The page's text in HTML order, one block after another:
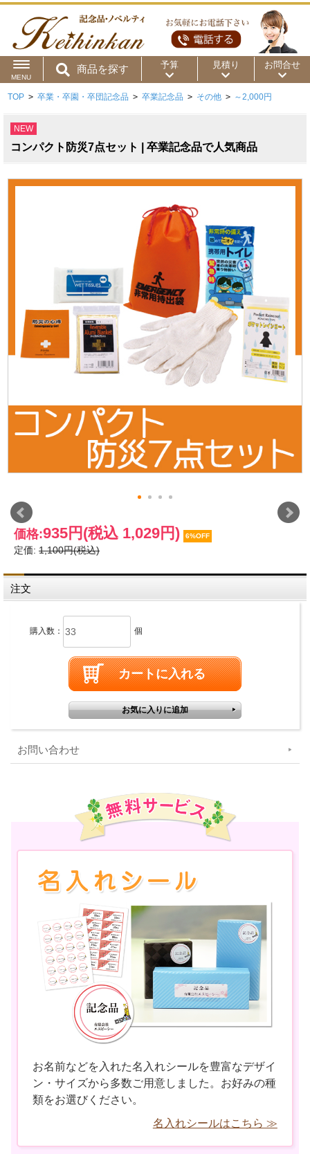
MENU
商品を探す 予算
用途から
商品カテゴリ
～50円 ～100円 ～200円
～500円 ～1,000円
～15,000円 ～20,000円
～50,000円 50,001円～
見積り お問合せ
TOP > 卒業・卒園・卒団記念品 > 卒業記念品 > その他 > ～2,000円
NEW
コンパクト防災7点セット | 卒業記念品で人気商品
価格:935円 (税込 1,029円) 6%OFF
定価: 1,100円(税込)
注文
購入数： 個
お問い合わせ
お名前などを入れた名入れシールを豊富なデザイ
ン・サイズから多数ご用意しました。お好みの種
類をお選びください。
名入れシールはこちら ≫